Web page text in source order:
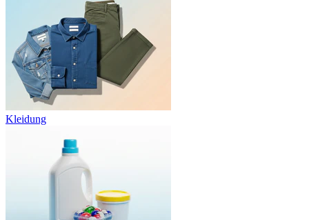
Kleidung